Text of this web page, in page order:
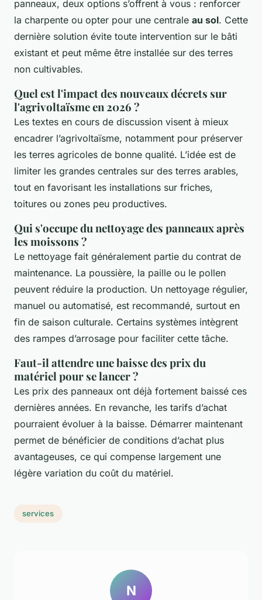
panneaux, deux options s’offrent à vous : renforcer
la charpente ou opter pour une centrale au sol. Cette
dernière solution évite toute intervention sur le bâti
existant et peut même être installée sur des terres
non cultivables.
Quel est l'impact des nouveaux décrets sur
l'agrivoltaïsme en 2026 ?
Les textes en cours de discussion visent à mieux
encadrer l’agrivoltaïsme, notamment pour préserver
les terres agricoles de bonne qualité. L’idée est de
limiter les grandes centrales sur des terres arables,
tout en favorisant les installations sur friches,
toitures ou zones peu productives.
Qui s'occupe du nettoyage des panneaux après
les moissons ?
Le nettoyage fait généralement partie du contrat de
maintenance. La poussière, la paille ou le pollen
peuvent réduire la production. Un nettoyage régulier,
manuel ou automatisé, est recommandé, surtout en
fin de saison culturale. Certains systèmes intègrent
des rampes d’arrosage pour faciliter cette tâche.
Faut-il attendre une baisse des prix du
matériel pour se lancer ?
Les prix des panneaux ont déjà fortement baissé ces
dernières années. En revanche, les tarifs d’achat
pourraient évoluer à la baisse. Démarrer maintenant
permet de bénéficier de conditions d’achat plus
avantageuses, ce qui compense largement une
légère variation du coût du matériel.
services
N